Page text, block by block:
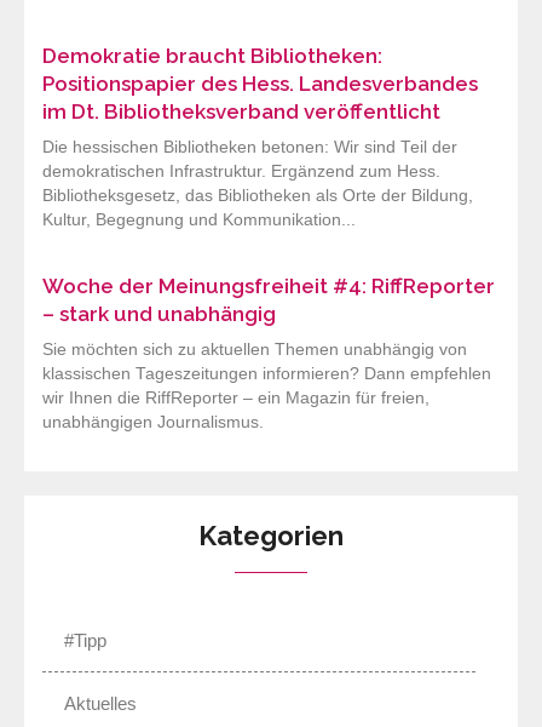
Demokratie braucht Bibliotheken:
Positionspapier des Hess. Landesverbandes
im Dt. Bibliotheksverband veröffentlicht
Die hessischen Bibliotheken betonen: Wir sind Teil der
demokratischen Infrastruktur. Ergänzend zum Hess.
Bibliotheksgesetz, das Bibliotheken als Orte der Bildung,
Kultur, Begegnung und Kommunikation...
Woche der Meinungsfreiheit #4: RiffReporter
– stark und unabhängig
Sie möchten sich zu aktuellen Themen unabhängig von
klassischen Tageszeitungen informieren? Dann empfehlen
wir Ihnen die RiffReporter – ein Magazin für freien,
unabhängigen Journalismus.
Kategorien
#Tipp
Aktuelles